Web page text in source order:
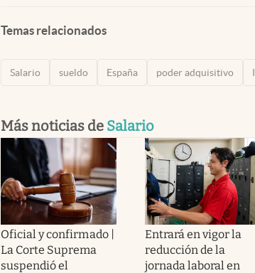
Temas relacionados
Salario sueldo España poder adquisitivo
Más noticias de Salario
Oficial y confirmado |
La Corte Suprema
suspendió el
Entrará en vigor la
reducción de la
jornada laboral en